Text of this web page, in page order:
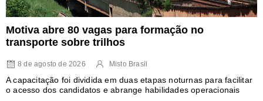
Motiva abre 80 vagas para formação no
transporte sobre trilhos
8 de agosto de 2026 Misto Brasil
A capacitação foi dividida em duas etapas noturnas para facilitar
o acesso dos candidatos e abrange habilidades operacionais